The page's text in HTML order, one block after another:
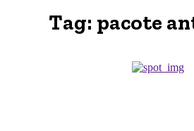
Tag: pacote